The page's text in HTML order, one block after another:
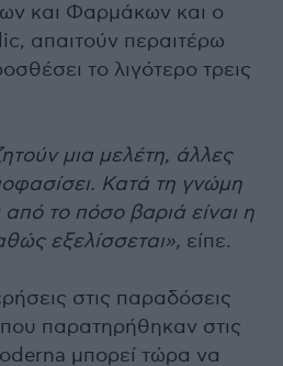
και Φαρμάκων και ο
απαιτούν περαιτέρω
το λιγότερο τρεις
μια μελέτη, άλλες
Κατά τη γνώμη
το πόσο βαριά είναι η
εξελίσσεται», είπε.
στις παραδόσεις
παρατηρήθηκαν στις
μπορεί τώρα να